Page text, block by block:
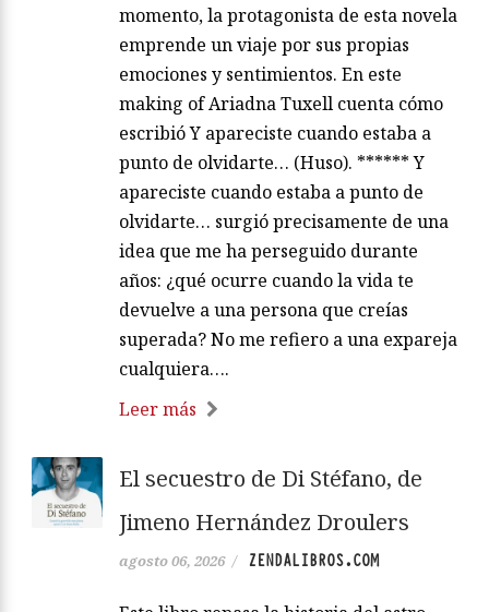
momento, la protagonista de esta novela
emprende un viaje por sus propias
emociones y sentimientos. En este
making of Ariadna Tuxell cuenta cómo
escribió Y apareciste cuando estaba a
punto de olvidarte… (Huso). ****** Y
apareciste cuando estaba a punto de
olvidarte… surgió precisamente de una
idea que me ha perseguido durante
años: ¿qué ocurre cuando la vida te
devuelve a una persona que creías
superada? No me refiero a una expareja
cualquiera….
Leer más
El secuestro de Di Stéfano, de
Jimeno Hernández Droulers
agosto 06, 2026 / ZENDALIBROS.COM